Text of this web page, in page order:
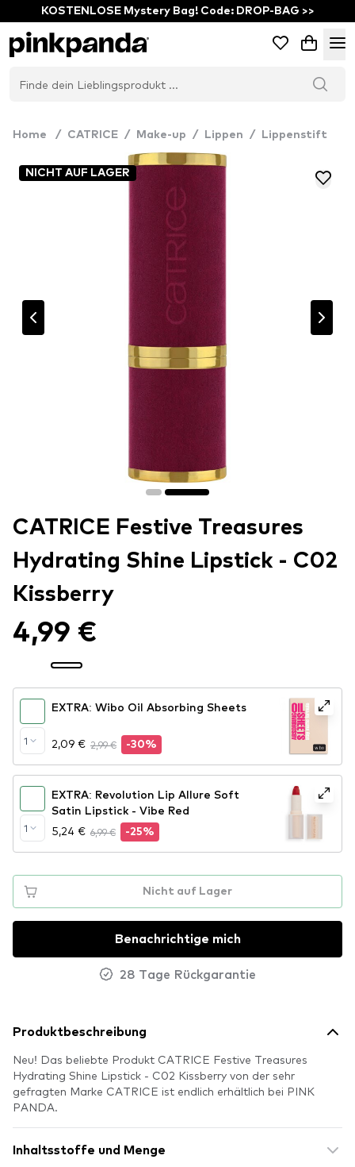
KOSTENLOSE Mystery Bag! Code: DROP-BAG >>
Home / CATRICE / Make-up / Lippen / Lippenstift
NICHT AUF LAGER
CATRICE Festive Treasures
Hydrating Shine Lipstick - C02
Kissberry
4,99 €
1
EXTRA: Wibo Oil Absorbing Sheets
2,09 € 2,99 € -30%
1
EXTRA: Revolution Lip Allure Soft
Satin Lipstick - Vibe Red
5,24 € 6,99 € -25%
Nicht auf Lager
Benachrichtige mich
28 Tage Rückgarantie
Produktbeschreibung
Neu! Das beliebte Produkt CATRICE Festive Treasures
Hydrating Shine Lipstick - C02 Kissberry von der sehr
gefragten Marke CATRICE ist endlich erhältlich bei PINK
PANDA.
Inhaltsstoffe und Menge